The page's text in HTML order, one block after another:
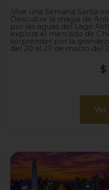
¡Vive una Semana Santa
Descubre la magia de
por las aguas del Lago
explora el mercado de
sorprender por la
del 20 al 27 de marzo del
$
Ver